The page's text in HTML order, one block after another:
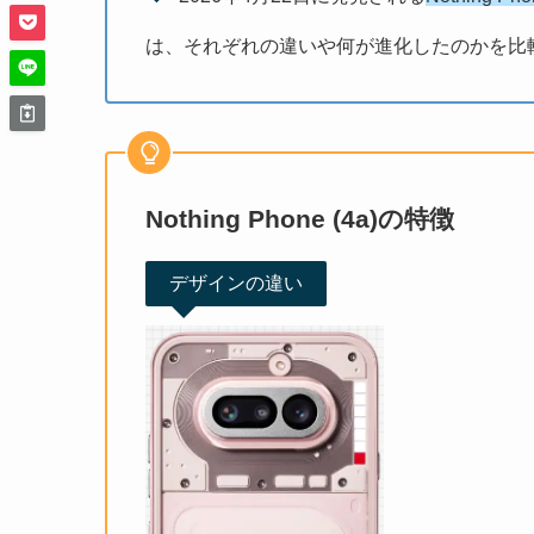
は、それぞれの違いや何が進化したのかを比
Nothing Phone (4a)の特徴
デザインの違い